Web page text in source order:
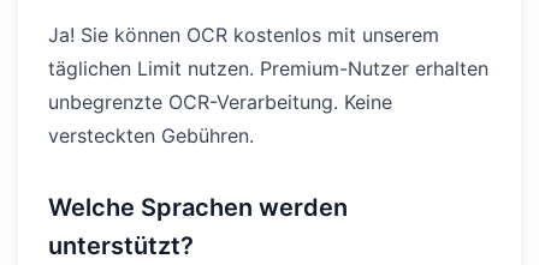
Ja! Sie können OCR kostenlos mit unserem
täglichen Limit nutzen. Premium-Nutzer erhalten
unbegrenzte OCR-Verarbeitung. Keine
versteckten Gebühren.
Welche Sprachen werden
unterstützt?